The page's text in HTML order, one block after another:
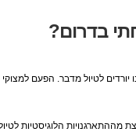
בדרום?
יורדים לטיול מדבר. הפעם
הלוגיסטיות